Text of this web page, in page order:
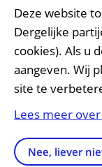
Onderwijs en
Onze
De Nieuwe
Stage en
Research
Strategic
Researchers
Deze website
Dergelijke
cookies). Als u
aangeven. Wij
site te
Lees meer
Nee, liever